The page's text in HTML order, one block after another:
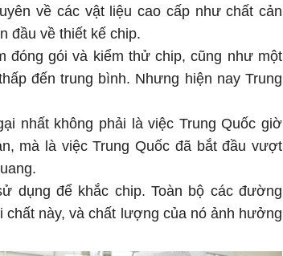
về các vật liệu cao cấp như chất cản
đầu về thiết kế chip.
đóng gói và kiểm thử chip, cũng như một
đến trung bình. Nhưng hiện nay Trung
nhất không phải là việc Trung Quốc giờ
mà là việc Trung Quốc đã bắt đầu vượt
dụng để khắc chip. Toàn bộ các đường
này, và chất lượng của nó ảnh hưởng